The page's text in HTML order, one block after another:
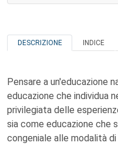
DESCRIZIONE INDICE
Pensare a un'educazione
educazione che individua
privilegiata delle
sia come educazione che
congeniale alle modalità